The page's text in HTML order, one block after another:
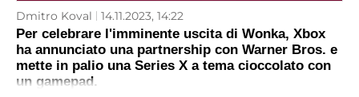
Dmitro Koval 14.11.2023, 14:22
Per celebrare l'imminente uscita di Wonka, Xbox
ha annunciato una partnership con Warner Bros. e
mette in palio una Series X a tema cioccolato con
un gamepad.